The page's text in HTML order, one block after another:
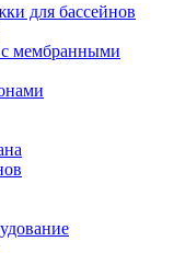
для бассейнов
мембранными